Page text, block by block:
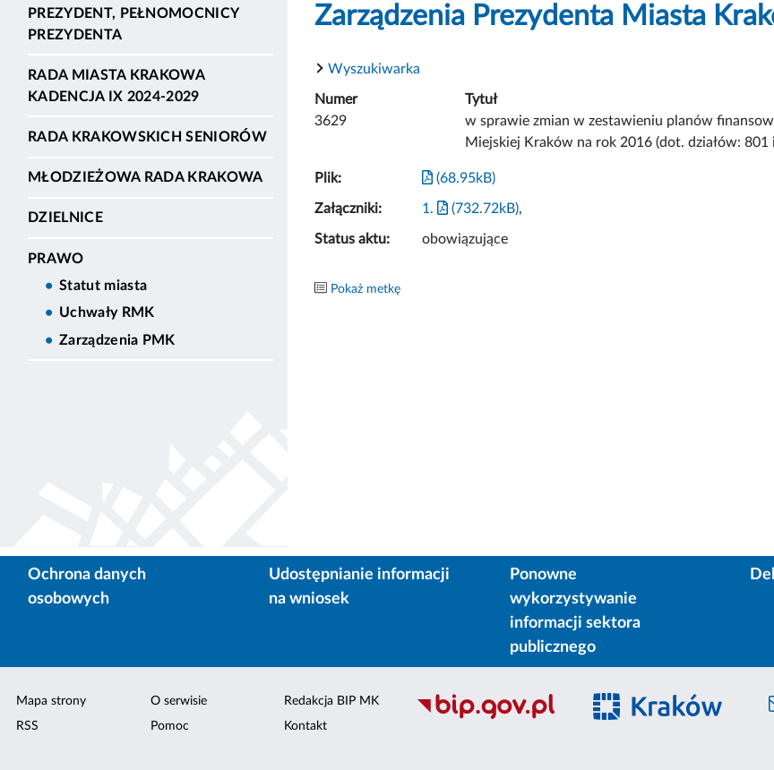
PREZYDENT, PEŁNOMOCNICY
PREZYDENTA
RADA MIASTA KRAKOWA
KADENCJA IX 2024-2029
RADA KRAKOWSKICH SENIORÓW
MŁODZIEŻOWA RADA KRAKOWA
DZIELNICE
PRAWO
Statut miasta
Uchwały RMK
Zarządzenia PMK
Zarządzenia Prezydenta Miasta
Wyszukiwarka
Numer Tytuł
3629
w sprawie zmian w zestawieniu planów
Miejskiej Kraków na rok 2016 (dot. działów: 801
Plik: (68.95kB)
Załączniki: 1. (732.72kB),
Status aktu: obowiązujące
Pokaż metkę
Ochrona danych
osobowych
Udostępnianie informacji
na wniosek
Ponowne
wykorzystywanie
informacji sektora
publicznego
Mapa strony
RSS
O serwisie
Pomoc
Redakcja BIP MK
Kontakt